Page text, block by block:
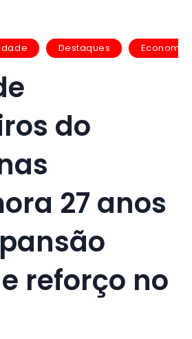
Destaques Economia
do
27 anos
reforço no